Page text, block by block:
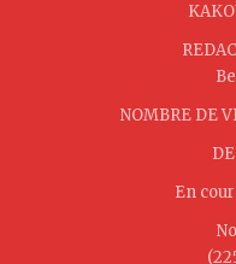
NOMBRE DE
En